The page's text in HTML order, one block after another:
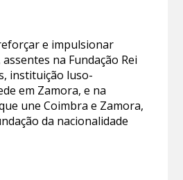
e impulsionar
na Fundação Rei
instituição luso-
em Zamora, e na
une Coimbra e Zamora,
da nacionalidade